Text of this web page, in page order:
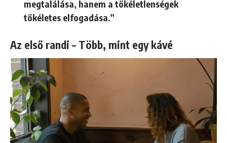
megtalálása, hanem a tökéletlenségek
tökéletes elfogadása.”
Az első randi – Több, mint egy kávé